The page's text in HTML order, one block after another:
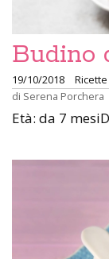
Budino
19/10/2018
di Serena Porchera
Età: da 7